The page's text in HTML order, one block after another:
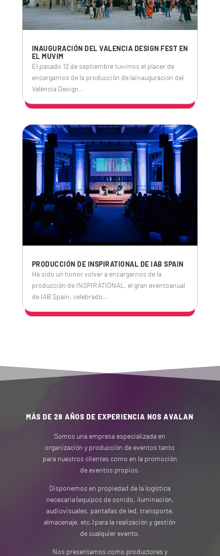
INAUGURACIÓN DEL VALENCIA DESIGN FEST EN
EL MUVIM
El pasado 12 de septiembre tuvimos el placer de
encargarnos de la producción de lainauguración del
València Design...
PRODUCCIÓN DE INSPIRATIONAL DE IAB SPAIN
Ha sido un honor volver a encargarnos de la
producción de INSPIRATIONAL, el gran eventoanual
de IAB Spain, celebrado...
MÁS DE 28 AÑOS DE EXPERIENCIA NOS AVALAN
Somos una empresa especializada en
organización y producción de eventos tanto
para nuestros clientes como en la promoción
de eventos propios.
Disponemos en propiedad de la logística
necesaria (equipos de sonido, iluminación,
audiovisuales, pantallas de led, transporte,
almacenaje, etc.) para la realización y gestión
de cualquier evento.
Nos presentamos como productores y